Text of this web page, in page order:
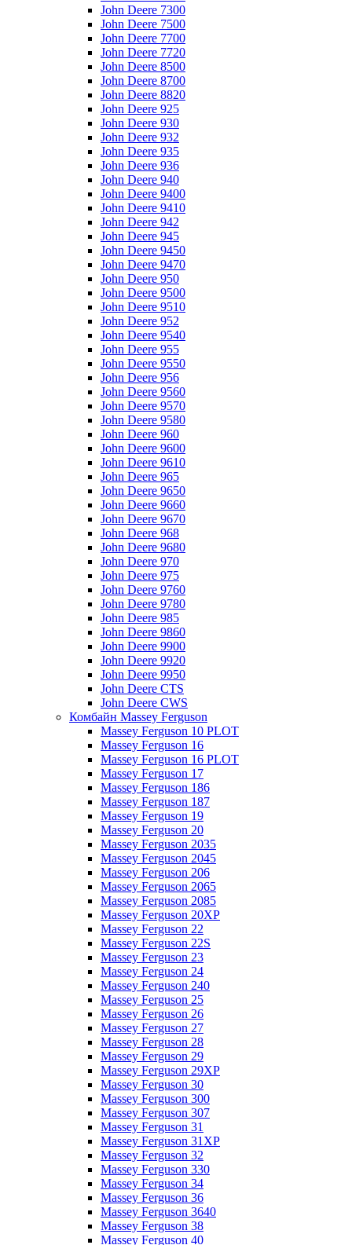
John Deere 7300
John Deere 7500
John Deere 7700
John Deere 7720
John Deere 8500
John Deere 8700
John Deere 8820
John Deere 925
John Deere 930
John Deere 932
John Deere 935
John Deere 936
John Deere 940
John Deere 9400
John Deere 9410
John Deere 942
John Deere 945
John Deere 9450
John Deere 9470
John Deere 950
John Deere 9500
John Deere 9510
John Deere 952
John Deere 9540
John Deere 955
John Deere 9550
John Deere 956
John Deere 9560
John Deere 9570
John Deere 9580
John Deere 960
John Deere 9600
John Deere 9610
John Deere 965
John Deere 9650
John Deere 9660
John Deere 9670
John Deere 968
John Deere 9680
John Deere 970
John Deere 975
John Deere 9760
John Deere 9780
John Deere 985
John Deere 9860
John Deere 9900
John Deere 9920
John Deere 9950
John Deere CTS
John Deere CWS
Комбайн Massey Ferguson
Massey Ferguson 10 PLOT
Massey Ferguson 16
Massey Ferguson 16 PLOT
Massey Ferguson 17
Massey Ferguson 186
Massey Ferguson 187
Massey Ferguson 19
Massey Ferguson 20
Massey Ferguson 2035
Massey Ferguson 2045
Massey Ferguson 206
Massey Ferguson 2065
Massey Ferguson 2085
Massey Ferguson 20XP
Massey Ferguson 22
Massey Ferguson 22S
Massey Ferguson 23
Massey Ferguson 24
Massey Ferguson 240
Massey Ferguson 25
Massey Ferguson 26
Massey Ferguson 27
Massey Ferguson 28
Massey Ferguson 29
Massey Ferguson 29XP
Massey Ferguson 30
Massey Ferguson 300
Massey Ferguson 307
Massey Ferguson 31
Massey Ferguson 31XP
Massey Ferguson 32
Massey Ferguson 330
Massey Ferguson 34
Massey Ferguson 36
Massey Ferguson 3640
Massey Ferguson 38
Massey Ferguson 40